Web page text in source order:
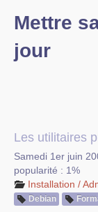
Les antennes
Mettre
jour
Les utilitaires
Samedi 1er juin
popularité : 1%
Installation /
Debian